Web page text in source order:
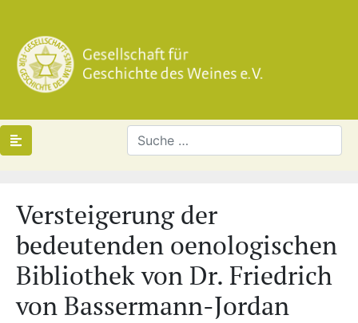
Versteigerung der
bedeutenden oenologischen
Bibliothek von Dr. Friedrich
von Bassermann-Jordan